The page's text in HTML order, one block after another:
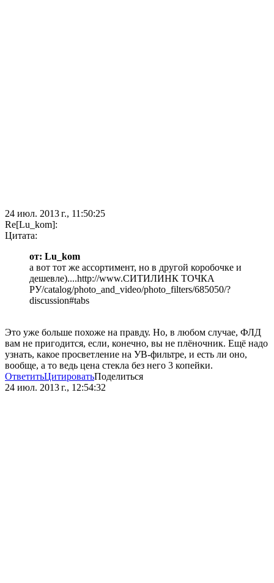
24 июл. 2013 г., 11:50:25
Re[Lu_kom]:
Цитата:
от: Lu_kom
а вот тот же ассортимент, но в другой коробочке и
дешевле)....http://www.СИТИЛИНК ТОЧКА
РУ/catalog/photo_and_video/photo_filters/685050/?
discussion#tabs
Это уже больше похоже на правду. Но, в любом случае, ФЛД
вам не пригодится, если, конечно, вы не плёночник. Ещё надо
узнать, какое просветление на УВ-фильтре, и есть ли оно,
вообще, а то ведь цена стекла без него 3 копейки.
ОтветитьЦитироватьПоделиться
24 июл. 2013 г., 12:54:32